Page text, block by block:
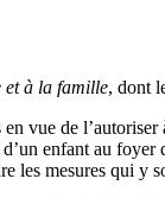
et à la famille, dont
vue de
enfant au
mesures qui y